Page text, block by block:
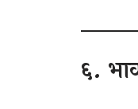
६.